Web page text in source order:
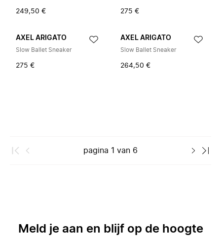
249,50 € 275 €
AXEL ARIGATO
Slow Ballet Sneaker
275 €
AXEL ARIGATO
Slow Ballet Sneaker
264,50 €
pagina 1 van 6
Meld je aan en blijf op de hoogte